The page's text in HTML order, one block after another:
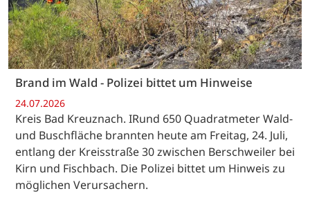
Brand im Wald - Polizei bittet um Hinweise
24.07.2026
Kreis Bad Kreuznach. IRund 650 Quadratmeter Wald-
und Buschfläche brannten heute am Freitag, 24. Juli,
entlang der Kreisstraße 30 zwischen Berschweiler bei
Kirn und Fischbach. Die Polizei bittet um Hinweis zu
möglichen Verursachern.